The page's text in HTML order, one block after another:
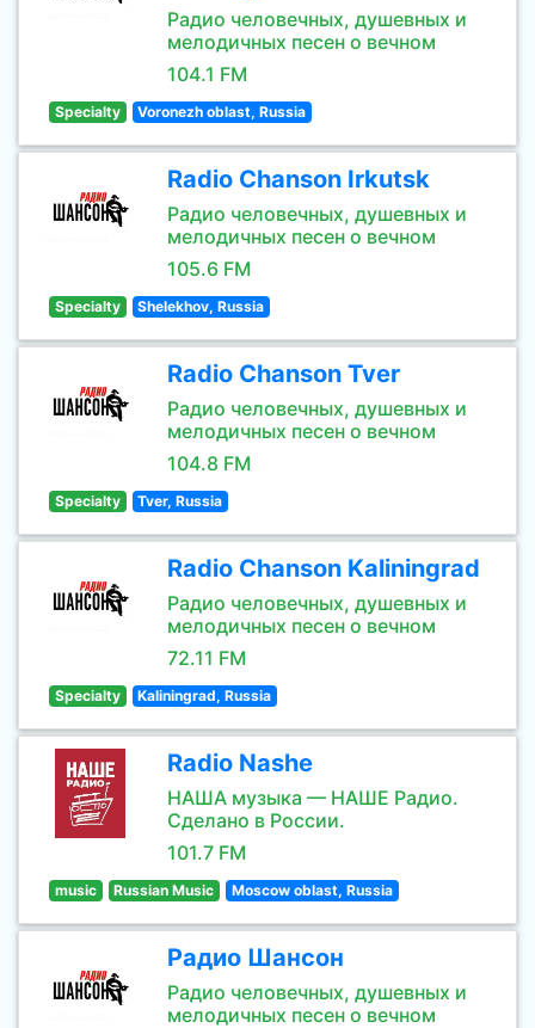
Радио человечных, душевных и
мелодичных песен о вечном
104.1 FM
Specialty Voronezh oblast, Russia
Radio Chanson Irkutsk
Радио человечных, душевных и
мелодичных песен о вечном
105.6 FM
Specialty Shelekhov, Russia
Radio Chanson Tver
Радио человечных, душевных и
мелодичных песен о вечном
104.8 FM
Specialty Tver, Russia
Radio Chanson Kaliningrad
Радио человечных, душевных и
мелодичных песен о вечном
72.11 FM
Specialty Kaliningrad, Russia
Radio Nashe
НАША музыка — НАШЕ Радио.
Сделано в России.
101.7 FM
music Russian Music Moscow oblast, Russia
Радио Шансон
Радио человечных, душевных и
мелодичных песен о вечном